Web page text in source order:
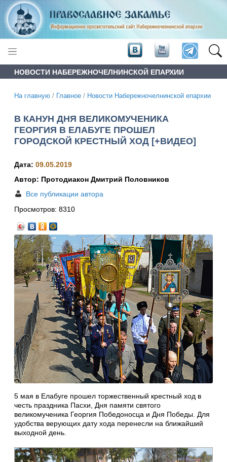
НОВОСТИ НАБЕРЕЖНОЧЕЛНИНСКОЙ ЕПАРХИИ
На главную / Главное / Новости Набережночелнинской епархии
В КАНУН ДНЯ ВЕЛИКОМУЧЕНИКА
ГЕОРГИЯ В ЕЛАБУГЕ ПРОШЕЛ
ГОРОДСКОЙ КРЕСТНЫЙ ХОД [+ВИДЕО]
Дата: 09.05.2019
Автор: Протодиакон Дмитрий Половников
Все публикации автора
Просмотров: 8310
5 мая в Елабуге прошел торжественный крестный ход в
честь праздника Пасхи, Дня памяти святого
великомученика Георгия Победоносца и Дня Победы. Для
удобства верующих дату хода перенесли на ближайший
выходной день.